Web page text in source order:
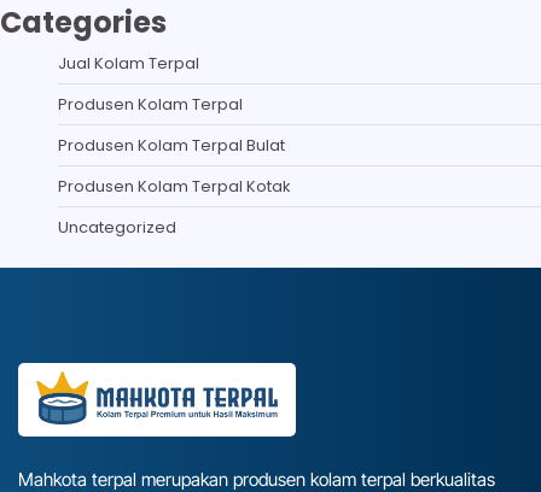
Categories
Jual Kolam Terpal
Produsen Kolam Terpal
Produsen Kolam Terpal Bulat
Produsen Kolam Terpal Kotak
Uncategorized
Mahkota terpal merupakan produsen kolam terpal berkualitas